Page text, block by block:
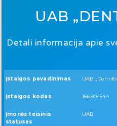
UAB
Detali informacija apie
Įstaigos pavadinimas UAB
Įstaigos kodas 166904544
Įmonės teisinis
statusas
UAB